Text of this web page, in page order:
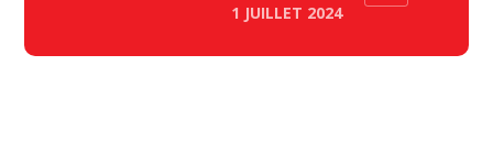
1 JUILLET 2024